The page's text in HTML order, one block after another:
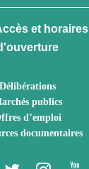
et horaires
Délibérations
publics
d’emploi
documentaires